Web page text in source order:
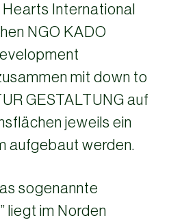
International
NGO KADO
mit down to
GESTALTUNG auf
jeweils ein
aufgebaut werden.
sogenannte
liegt im Norden